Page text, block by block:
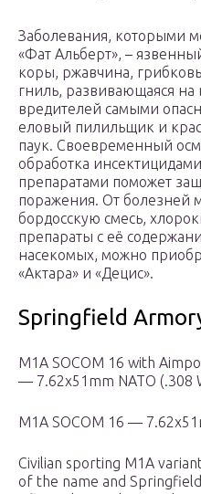
Заболевания, которыми
«Фат Альберт», –
коры, ржавчина,
гниль, развивающаяся на
вредителей самыми
еловый пилильщик и
паук. Своевременный
обработка
препаратами поможет
поражения. От болезней
бордосскую смесь,
препараты с её
насекомых, можно
«Актара» и «Децис».
Springfield
M1A SOCOM 16 with
— 7.62x51mm NATO (.308
M1A SOCOM 16 —
Civilian sporting M1A
of the name and